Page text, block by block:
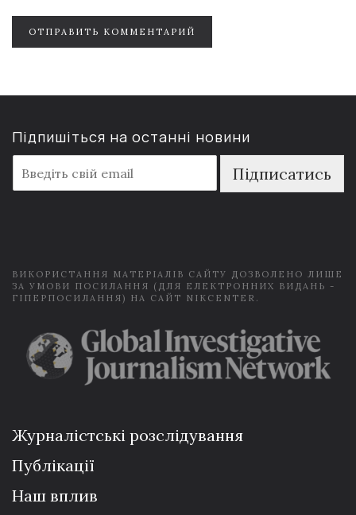
ОТПРАВИТЬ КОММЕНТАРИЙ
Підпишіться на останні новини
m
a
Підписатись
ВИКОРИСТАННЯ МАТЕРІАЛІВ САЙТУ ДОЗВОЛЕНО ЛИШЕ
ЗА УМОВИ ПОСИЛАННЯ (ДЛЯ ЕЛЕКТРОННИХ ВИДАНЬ -
ГІПЕРПОСИЛАННЯ) НА САЙТ NIKCENTER.
Журналістські розслідування
Публікації
Наш вплив